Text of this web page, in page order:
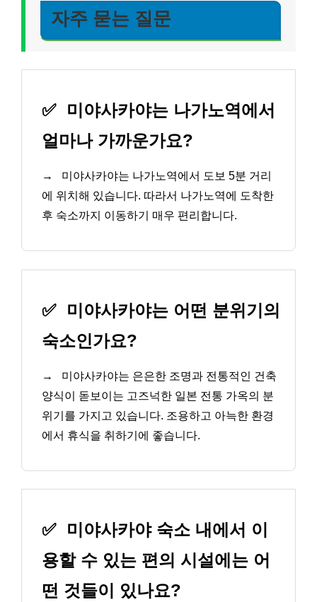
자주 묻는 질문
✅
미야사카야는 나가노역에서
얼마나 가까운가요?
→
미야사카야는 나가노역에서 도보 5분 거리
에 위치해 있습니다. 따라서 나가노역에 도착한
후 숙소까지 이동하기 매우 편리합니다.
✅
미야사카야는 어떤 분위기의
숙소인가요?
→
미야사카야는 은은한 조명과 전통적인 건축
양식이 돋보이는 고즈넉한 일본 전통 가옥의 분
위기를 가지고 있습니다. 조용하고 아늑한 환경
에서 휴식을 취하기에 좋습니다.
✅
미야사카야 숙소 내에서 이
용할 수 있는 편의 시설에는 어
떤 것들이 있나요?